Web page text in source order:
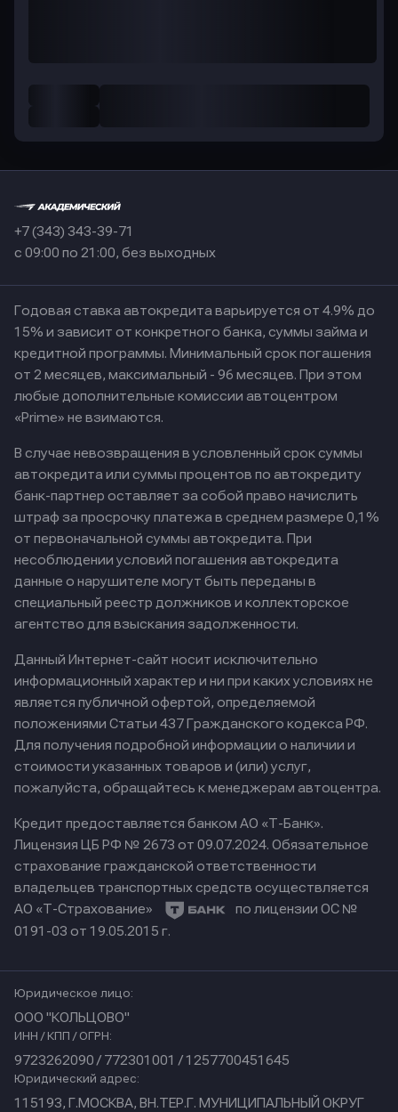
+7 (343) 343-39-71
с 09:00 по 21:00, без выходных
Годовая ставка автокредита варьируется от 4.9% до
15% и зависит от конкретного банка, суммы займа и
кредитной программы. Минимальный срок погашения
от 2 месяцев, максимальный - 96 месяцев. При этом
любые дополнительные комиссии автоцентром
«Prime» не взимаются.
В случае невозвращения в условленный срок суммы
автокредита или суммы процентов по автокредиту
банк-партнер оставляет за собой право начислить
штраф за просрочку платежа в среднем размере 0,1%
от первоначальной суммы автокредита. При
несоблюдении условий погашения автокредита
данные о нарушителе могут быть переданы в
специальный реестр должников и коллекторское
агентство для взыскания задолженности.
Данный Интернет-сайт носит исключительно
информационный характер и ни при каких условиях не
является публичной офертой, определяемой
положениями Статьи 437 Гражданского кодекса РФ.
Для получения подробной информации о наличии и
стоимости указанных товаров и (или) услуг,
пожалуйста, обращайтесь к менеджерам автоцентра.
Кредит предоставляется банком АО «Т-Банк».
Лицензия ЦБ РФ № 2673 от 09.07.2024. Обязательное
страхование гражданской ответственности
владельцев транспортных средств осуществляется
АО «Т-Страхование»
по лицензии ОС №
0191-03 от 19.05.2015 г.
Юридическое лицо:
ООО "КОЛЬЦОВО"
ИНН / КПП / ОГРН:
9723262090 / 772301001 / 1257700451645
Юридический адрес:
115193, Г.МОСКВА, ВН.ТЕР.Г. МУНИЦИПАЛЬНЫЙ ОКРУГ